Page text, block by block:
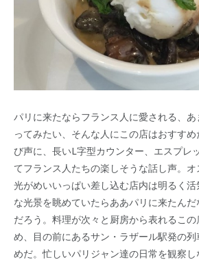
パリに来たならフランス人に愛される、
ってみたい、そんな人にこの店はおすす
び声に、長いL字型カウンター、エスプレ
てフランス人たちの楽しそうな話し声。
光がめいいっぱい差し込む店内は明るく
な光景を眺めていたらああパリに来たん
だろう。料理が次々と厨房から表れるこ
め、目の前にあるサン・ラザール駅発の
めだ。忙しいパリジャン達の日常を観察